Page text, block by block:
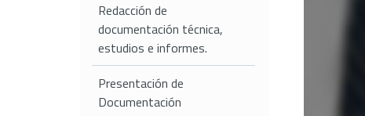
Redacción de
documentación técnica,
estudios e informes.
Presentación de
Documentación